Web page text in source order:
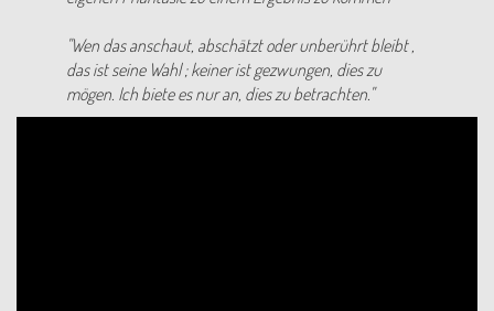
"Wen das anschaut, abschätzt oder unberührt bleibt ,
das ist seine Wahl ; keiner ist gezwungen, dies zu
mögen. Ich biete es nur an, dies zu betrachten."